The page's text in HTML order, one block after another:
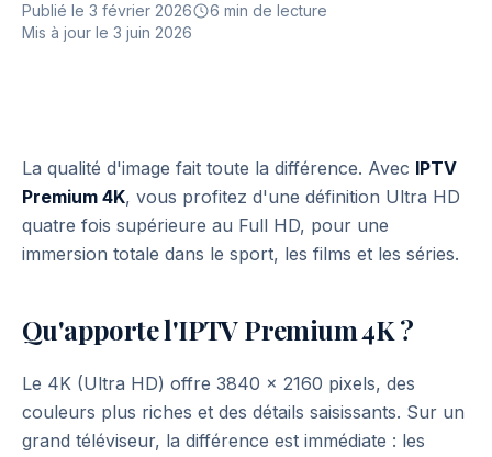
FAQ
Publié le 3 février 2026 6 min de lecture
Mis à jour le 3 juin 2026
La qualité d'image fait toute la différence. Avec IPTV
Premium 4K, vous profitez d'une définition Ultra HD
quatre fois supérieure au Full HD, pour une
immersion totale dans le sport, les films et les séries.
Qu'apporte l'IPTV Premium 4K ?
Le 4K (Ultra HD) offre 3840 x 2160 pixels, des
couleurs plus riches et des détails saisissants. Sur un
grand téléviseur, la différence est immédiate : les